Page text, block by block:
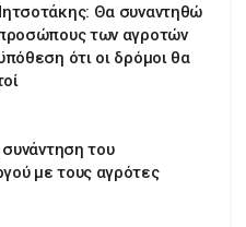
Θα συναντηθώ
των αγροτών
ότι οι δρόμοι θα
συνάντηση του
με τους αγρότες